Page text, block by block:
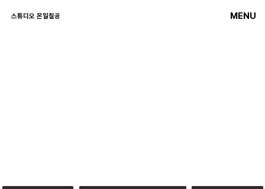
스튜디오 온일칠공 MENU